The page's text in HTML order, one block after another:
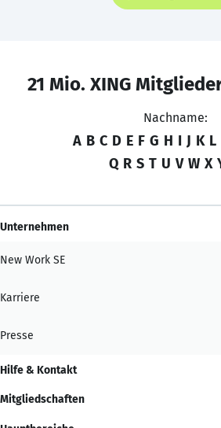
21 Mio. XING
Nachname:
A B C D E F G H I J K L
Q R S T U V W X
Unternehmen
New Work SE
Karriere
Presse
Hilfe & Kontakt
Mitgliedschaften